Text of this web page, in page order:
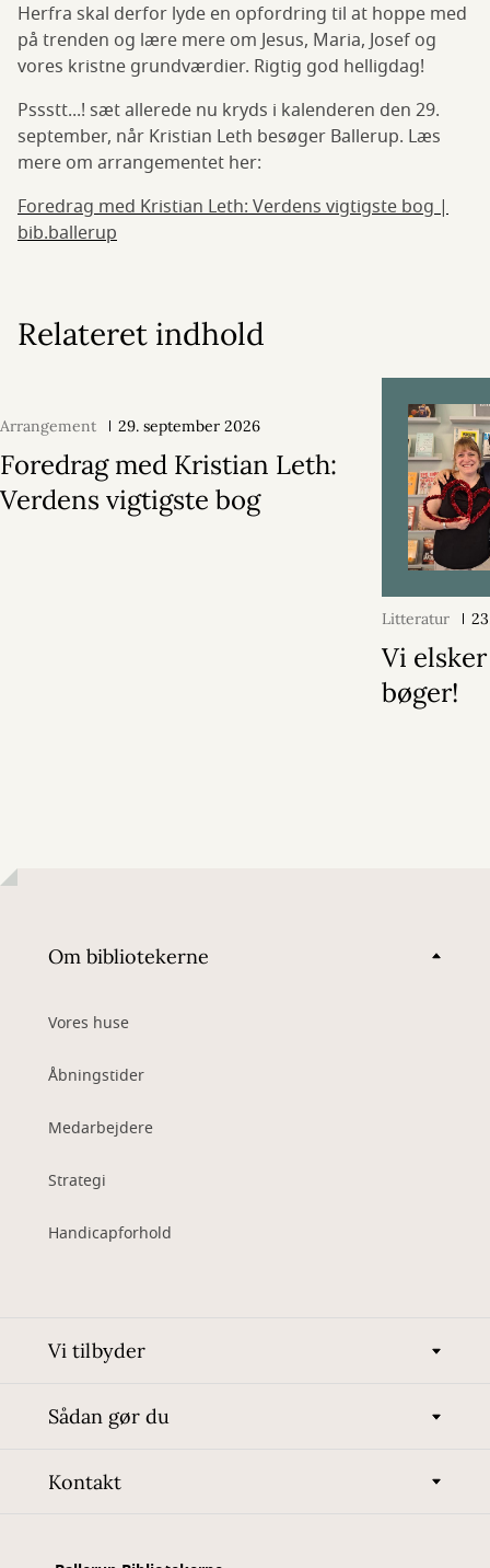
Herfra skal derfor lyde en opfordring til at hoppe med
på trenden og lære mere om Jesus, Maria, Josef og
vores kristne grundværdier. Rigtig god helligdag!
Pssstt...! sæt allerede nu kryds i kalenderen den 29.
september, når Kristian Leth besøger Ballerup. Læs
mere om arrangementet her:
Foredrag med Kristian Leth: Verdens vigtigste bog |
bib.ballerup
Relateret indhold
Arrangement 29. september 2026
Foredrag med Kristian Leth:
Verdens vigtigste bog
Litteratur
Vi
bøger!
Om bibliotekerne
Vores huse
Åbningstider
Medarbejdere
Strategi
Handicapforhold
Vi tilbyder
Sådan gør du
Kontakt